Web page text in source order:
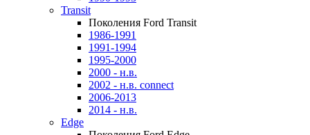
Transit
Поколения Ford Transit
1986-1991
1991-1994
1995-2000
2000 - н.в.
2002 - н.в. connect
2006-2013
2014 - н.в.
Edge